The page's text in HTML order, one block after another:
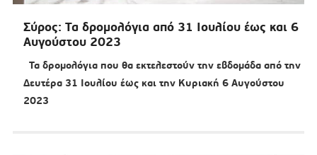
Σύρος: Τα δρομολόγια από 31 Ιουλίου έως και 6
Αυγούστου 2023
Τα δρομολόγια που θα εκτελεστούν την εβδομάδα από την
Δευτέρα 31 Ιουλίου έως και την Κυριακή 6 Αυγούστου
2023